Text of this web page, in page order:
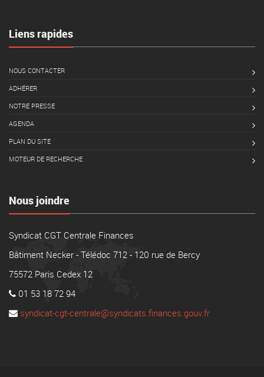
Liens rapides
NOUS CONTACTER
ADHÉRER
NOTRE PRESSE
AGENDA
PLAN DU SITE
MOTEUR DE RECHERCHE
Nous joindre
Syndicat CGT Centrale Finances
Bâtiment Necker - Télédoc 712 - 120 rue de Bercy
75572 Paris Cedex 12
01 53 18 72 94
syndicat-cgt-centrale@syndicats.finances.gouv.fr